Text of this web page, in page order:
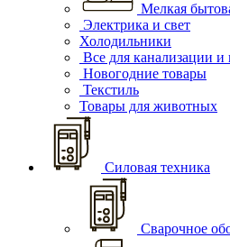
Мелкая
Электрика и свет
Холодильники
Все для канализации и
Новогодние товары
Текстиль
Товары для животных
Силовая техника
Сварочное